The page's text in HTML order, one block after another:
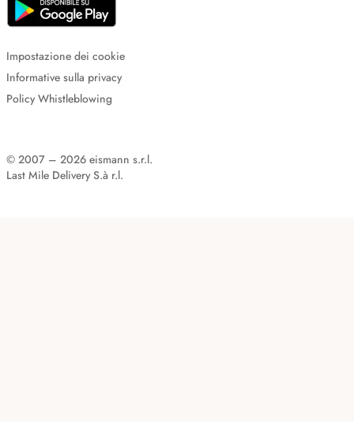
Impostazione dei cookie
Informative sulla privacy
Policy Whistleblowing
© 2007 – 2026 eismann s.r.l.
Last Mile Delivery S.à r.l.